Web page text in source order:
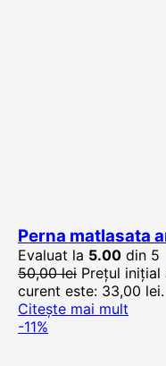
Perna matlasata
Evaluat la 5.00 din 5
50,00lei Prețul
curent este: 33,00 lei.
Citește mai mult
-11%